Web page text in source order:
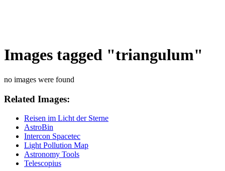
Images tagged "triangulum"
no images were found
Related Images:
Reisen im Licht der Sterne
AstroBin
Intercon Spacetec
Light Pollution Map
Astronomy Tools
Telescopius